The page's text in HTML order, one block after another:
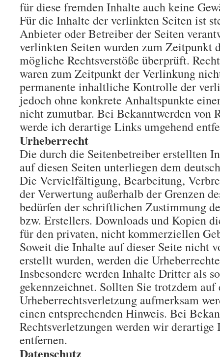
für diese fremden Inhalte auch keine
Für die Inhalte der verlinkten Seiten ist
Anbieter oder Betreiber der Seiten
verlinkten Seiten wurden zum Zeitpunkt
mögliche Rechtsverstöße überprüft.
waren zum Zeitpunkt der Verlinkung
permanente inhaltliche Kontrolle der
jedoch ohne konkrete Anhaltspunkte
nicht zumutbar. Bei Bekanntwerden von
werde ich derartige Links umgehend
Urheberrecht
Die durch die Seitenbetreiber erstellten
auf diesen Seiten unterliegen dem
Die Vervielfältigung, Bearbeitung,
der Verwertung außerhalb der Grenzen
bedürfen der schriftlichen Zustimmung
bzw. Erstellers. Downloads und Kopien
für den privaten, nicht kommerziellen
Soweit die Inhalte auf dieser Seite nicht
erstellt wurden, werden die
Insbesondere werden Inhalte Dritter als
gekennzeichnet. Sollten Sie trotzdem auf
Urheberrechtsverletzung aufmerksam
einen entsprechenden Hinweis. Bei
Rechtsverletzungen werden wir derartige
entfernen.
Datenschutz